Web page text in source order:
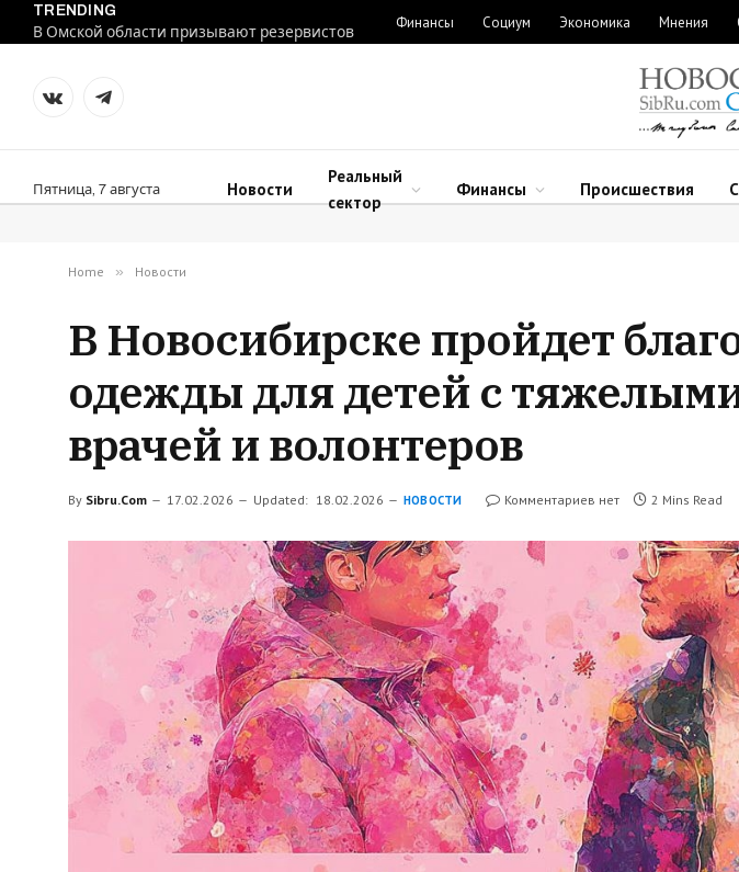
TRENDING
В Омской области призывают резервистов
Финансы Социум Экономика Мнения
VKontakteTelegram
Пятница, 7 августа Новости
Реальный
сектор
Финансы Происшествия
Home » Новости
В Новосибирске пройдет
одежды для детей с
врачей и волонтеров
By Sibru.Com 17.02.2026 Updated: 18.02.2026 НОВОСТИ Комментариев нет 2 Mins Read